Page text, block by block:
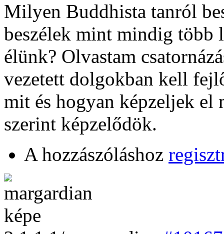
Milyen Buddhista tanról
beszélek mint mindig több
élünk? Olvastam
vezetett dolgokban kell
mit és hogyan képzeljek el
szerint képzelődök.
A hozzászóláshoz